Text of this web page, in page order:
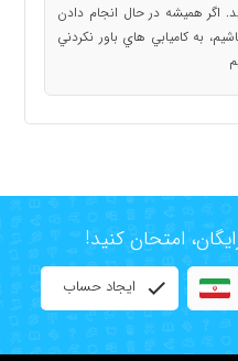
اگر هميشه در حال انجام دادن
به كاميابي ‌هاي باور نكردني
ایجاد حساب